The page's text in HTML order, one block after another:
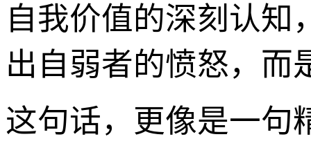
自我价值的深刻认知
出自弱者的愤怒，而
这句话，更像是一句